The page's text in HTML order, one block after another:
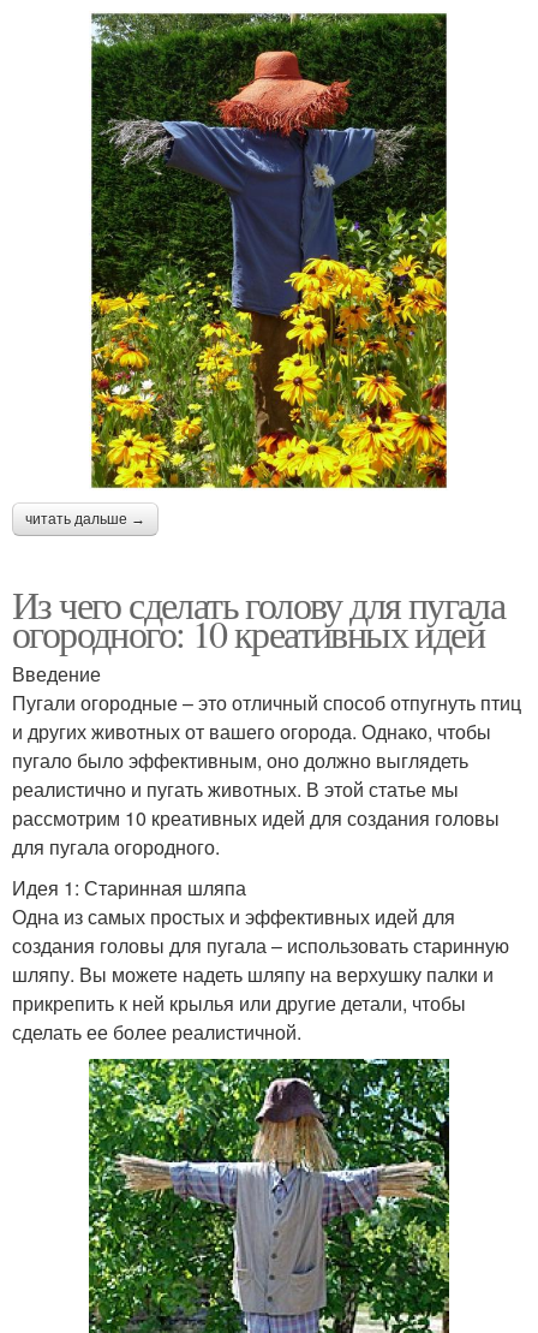
читать дальше →
Из чего сделать голову для пугала
огородного: 10 креативных идей
Введение
Пугали огородные – это отличный способ отпугнуть птиц
и других животных от вашего огорода. Однако, чтобы
пугало было эффективным, оно должно выглядеть
реалистично и пугать животных. В этой статье мы
рассмотрим 10 креативных идей для создания головы
для пугала огородного.
Идея 1: Старинная шляпа
Одна из самых простых и эффективных идей для
создания головы для пугала – использовать старинную
шляпу. Вы можете надеть шляпу на верхушку палки и
прикрепить к ней крылья или другие детали, чтобы
сделать ее более реалистичной.